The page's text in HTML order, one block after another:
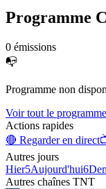
Programme
0 émissions
📭
Programme non
Voir tout le programme
Actions rapides
🔴 Regarder en direct
Autres jours
Hier5Aujourd'hui6
Autres chaînes TNT